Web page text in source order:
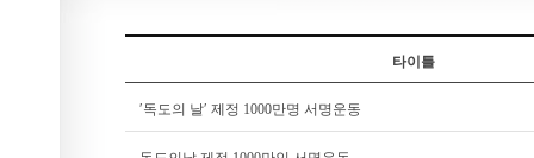
타이틀
′독도의 날′ 제정 1000만명 서명운동